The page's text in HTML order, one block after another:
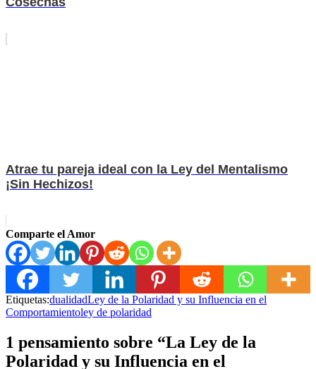
Atrae tu pareja ideal con la Ley del Mentalismo
¡Sin Hechizos!
Comparte el Amor
Etiquetas:dualidadLey de la Polaridad y su Influencia en el
Comportamientoley de polaridad
1 pensamiento sobre “La Ley de la
Polaridad y su Influencia en el